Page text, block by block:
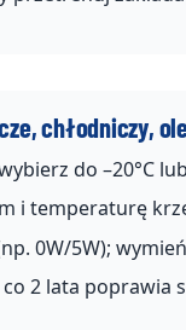
chłodniczy,
do –20°C
i temperaturę
0W/5W);
2 lata poprawia